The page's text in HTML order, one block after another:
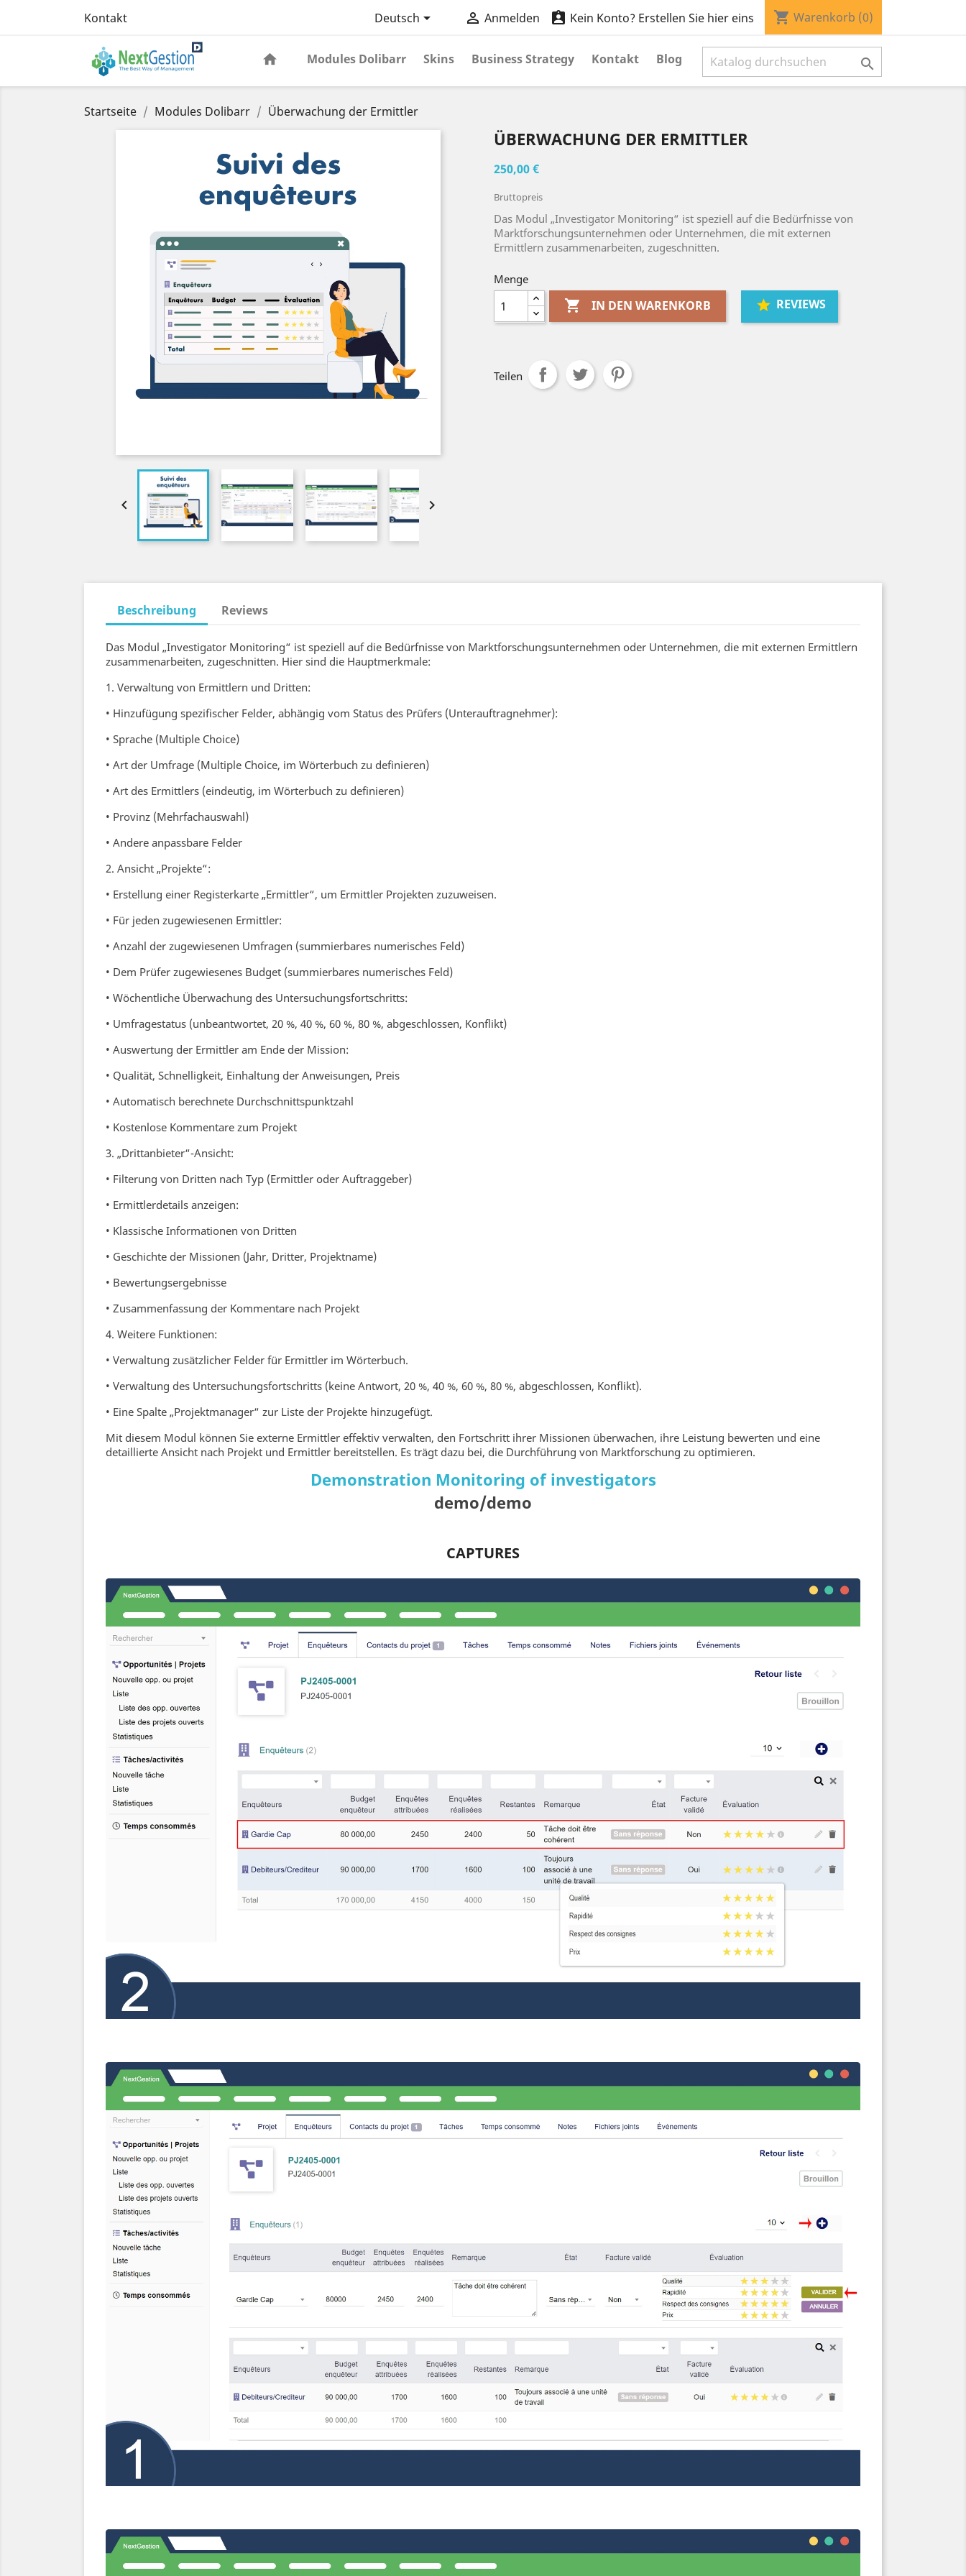
Kontakt Deutsch  Anmelden  Kein Konto? Erstellen Sie hier eins shopping_cart Warenkorb (0)
Modules Dolibarr Skins Business Strategy Kontakt Blog 
Startseite Modules Dolibarr Überwachung der Ermittler
 
ÜBERWACHUNG DER ERMITTLER
250,00 €
Bruttopreis
Das Modul „Investigator Monitoring“ ist speziell auf die Bedürfnisse von
Marktforschungsunternehmen oder Unternehmen, die mit externen
Ermittlern zusammenarbeiten, zugeschnitten.
Menge
 IN DEN WARENKORB REVIEWS
Teilen
Beschreibung Reviews
Das Modul „Investigator Monitoring“ ist speziell auf die Bedürfnisse von Marktforschungsunternehmen oder Unternehmen, die mit externen Ermittlern
zusammenarbeiten, zugeschnitten. Hier sind die Hauptmerkmale:
1. Verwaltung von Ermittlern und Dritten:
• Hinzufügung spezifischer Felder, abhängig vom Status des Prüfers (Unterauftragnehmer):
• Sprache (Multiple Choice)
• Art der Umfrage (Multiple Choice, im Wörterbuch zu definieren)
• Art des Ermittlers (eindeutig, im Wörterbuch zu definieren)
• Provinz (Mehrfachauswahl)
• Andere anpassbare Felder
2. Ansicht „Projekte“:
• Erstellung einer Registerkarte „Ermittler“, um Ermittler Projekten zuzuweisen.
• Für jeden zugewiesenen Ermittler:
• Anzahl der zugewiesenen Umfragen (summierbares numerisches Feld)
• Dem Prüfer zugewiesenes Budget (summierbares numerisches Feld)
• Wöchentliche Überwachung des Untersuchungsfortschritts:
• Umfragestatus (unbeantwortet, 20 %, 40 %, 60 %, 80 %, abgeschlossen, Konflikt)
• Auswertung der Ermittler am Ende der Mission:
• Qualität, Schnelligkeit, Einhaltung der Anweisungen, Preis
• Automatisch berechnete Durchschnittspunktzahl
• Kostenlose Kommentare zum Projekt
3. „Drittanbieter“-Ansicht:
• Filterung von Dritten nach Typ (Ermittler oder Auftraggeber)
• Ermittlerdetails anzeigen:
• Klassische Informationen von Dritten
• Geschichte der Missionen (Jahr, Dritter, Projektname)
• Bewertungsergebnisse
• Zusammenfassung der Kommentare nach Projekt
4. Weitere Funktionen:
• Verwaltung zusätzlicher Felder für Ermittler im Wörterbuch.
• Verwaltung des Untersuchungsfortschritts (keine Antwort, 20 %, 40 %, 60 %, 80 %, abgeschlossen, Konflikt).
• Eine Spalte „Projektmanager“ zur Liste der Projekte hinzugefügt.
Mit diesem Modul können Sie externe Ermittler effektiv verwalten, den Fortschritt ihrer Missionen überwachen, ihre Leistung bewerten und eine
detaillierte Ansicht nach Projekt und Ermittler bereitstellen. Es trägt dazu bei, die Durchführung von Marktforschung zu optimieren.
Demonstration Monitoring of investigators
demo/demo
CAPTURES